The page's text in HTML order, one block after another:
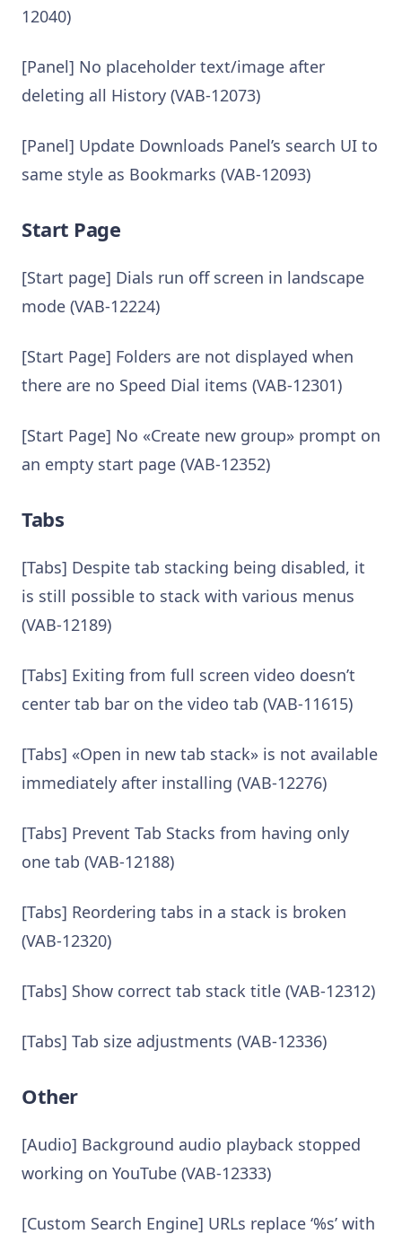
12040)
[Panel] No placeholder text/image after
deleting all History (VAB-12073)
[Panel] Update Downloads Panel’s search UI to
same style as Bookmarks (VAB-12093)
Start Page
[Start page] Dials run off screen in landscape
mode (VAB-12224)
[Start Page] Folders are not displayed when
there are no Speed Dial items (VAB-12301)
[Start Page] No «Create new group» prompt on
an empty start page (VAB-12352)
Tabs
[Tabs] Despite tab stacking being disabled, it
is still possible to stack with various menus
(VAB-12189)
[Tabs] Exiting from full screen video doesn’t
center tab bar on the video tab (VAB-11615)
[Tabs] «Open in new tab stack» is not available
immediately after installing (VAB-12276)
[Tabs] Prevent Tab Stacks from having only
one tab (VAB-12188)
[Tabs] Reordering tabs in a stack is broken
(VAB-12320)
[Tabs] Show correct tab stack title (VAB-12312)
[Tabs] Tab size adjustments (VAB-12336)
Other
[Audio] Background audio playback stopped
working on YouTube (VAB-12333)
[Custom Search Engine] URLs replace ‘%s’ with